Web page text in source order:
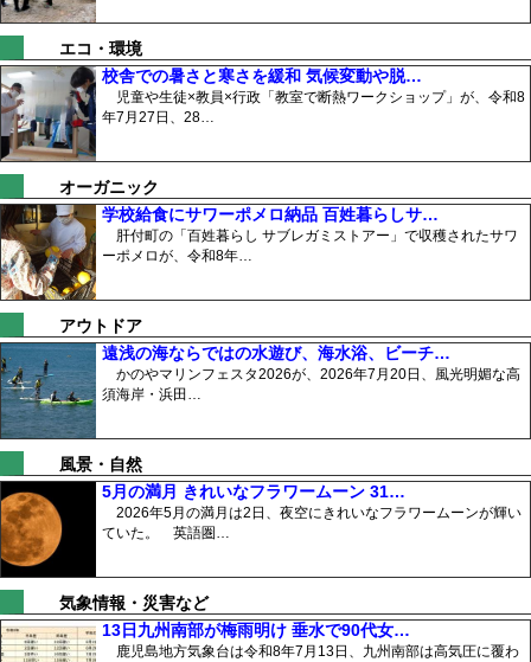
エコ・環境
校舎での暑さと寒さを緩和 気候変動や脱…
児童や生徒×教員×行政「教室で断熱ワークショップ」が、令和8
年7月27日、28…
オーガニック
学校給食にサワーポメロ納品 百姓暮らしサ…
肝付町の「百姓暮らし サブレガミストアー」で収穫されたサワ
ーポメロが、令和8年…
アウトドア
遠浅の海ならではの水遊び、海水浴、ビーチ…
かのやマリンフェスタ2026が、2026年7月20日、風光明媚な高
須海岸・浜田…
風景・自然
5月の満月 きれいなフラワームーン 31…
2026年5月の満月は2日、夜空にきれいなフラワームーンが輝い
ていた。 英語圏…
気象情報・災害など
13日九州南部が梅雨明け 垂水で90代女…
鹿児島地方気象台は令和8年7月13日、九州南部は高気圧に覆わ